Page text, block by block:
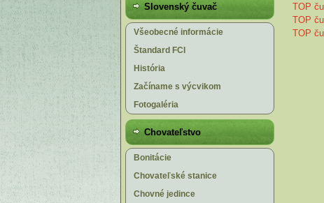
Slovenský čuvač
Všeobecné informácie
Štandard FCI
História
Začíname s výcvikom
Fotogaléria
Chovateľstvo
Bonitácie
Chovateľské stanice
Chovné jedince
TOP
TOP
TOP